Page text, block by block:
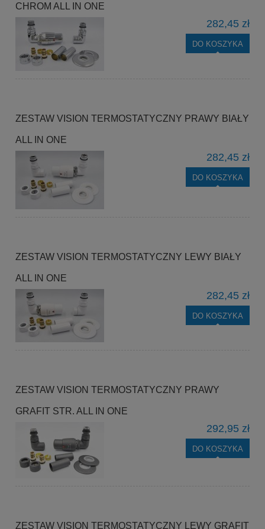
CHROM ALL IN ONE
282,45 zł
DO KOSZYKA
ZESTAW VISION TERMOSTATYCZNY PRAWY BIAŁY
ALL IN ONE
282,45 zł
DO KOSZYKA
ZESTAW VISION TERMOSTATYCZNY LEWY BIAŁY
ALL IN ONE
282,45 zł
DO KOSZYKA
ZESTAW VISION TERMOSTATYCZNY PRAWY
GRAFIT STR. ALL IN ONE
292,95 zł
DO KOSZYKA
ZESTAW VISION TERMOSTATYCZNY LEWY GRAFIT